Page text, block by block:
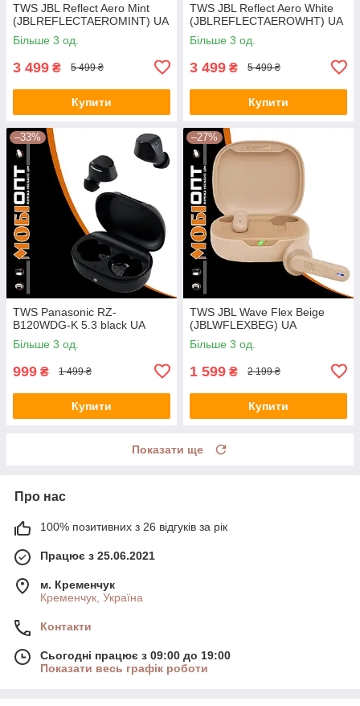
TWS JBL Reflect Aero Mint
(JBLREFLECTAEROMINT) UA
Більше 3 од.
3 499 ₴ 5 499 ₴
Купити
TWS JBL Reflect Aero White
(JBLREFLECTAEROWHT) UA
Більше 3 од.
3 499 ₴ 5 499 ₴
Купити
–33%
TWS Panasonic RZ-
B120WDG-K 5.3 black UA
Більше 3 од.
999 ₴ 1 499 ₴
Купити
–27%
TWS JBL Wave Flex Beige
(JBLWFLEXBEG) UA
Більше 3 од.
1 599 ₴ 2 199 ₴
Купити
Показати ще
Про нас
100% позитивних з 26 відгуків за рік
Працює з 25.06.2021
м. Кременчук
Кременчук, Україна
Контакти
Сьогодні працює з 09:00 до 19:00
Показати весь графік роботи